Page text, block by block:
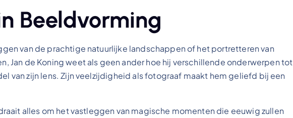
Beeldvorming
van de prachtige natuurlijke landschappen of het portretteren van
Jan de Koning weet als geen ander hoe hij verschillende onderwerpen tot
van zijn lens. Zijn veelzijdigheid als fotograaf maakt hem geliefd bij een
alles om het vastleggen van magische momenten die eeuwig zullen